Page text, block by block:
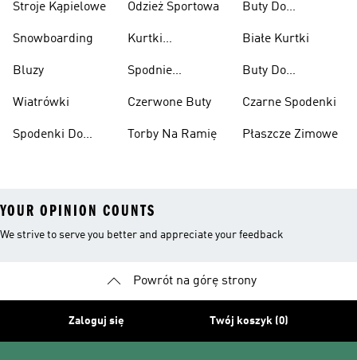
Stroje Kąpielowe
Snowboarding
Bluzy
Wiatrówki
Spodenki Do
Odzież Sportowa
Kurtki
Spodnie
Czerwone Buty
Torby Na Ramię
Buty Do
Ciężarów
Białe Kurtki
Buty Do
Czarne Spodenki
Płaszcze Zimowe
YOUR OPINION COUNTS
We strive to serve you better and appreciate your feedback
Powrót na górę strony
Zaloguj się Twój koszyk (0)